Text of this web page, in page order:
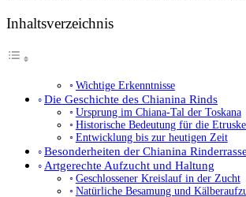
Inhaltsverzeichnis
Wichtige Erkenntnisse
Die Geschichte des Chianina Rinds
Ursprung im Chiana-Tal der Toskana
Historische Bedeutung für die
Entwicklung bis zur heutigen Zeit
Besonderheiten der Chianina Rinderrasse
Artgerechte Aufzucht und Haltung
Geschlossener Kreislauf in der Zucht
Natürliche Besamung und